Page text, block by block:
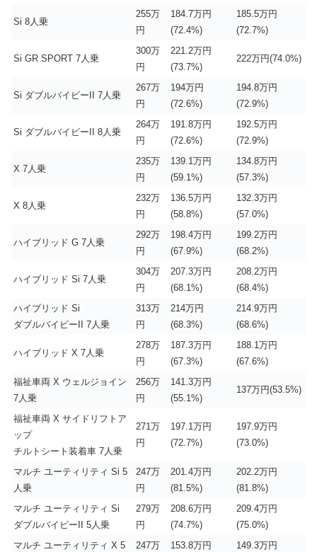
Si 8人乗
255万
円
184.7万円
(72.4%)
185.5万円
(72.7%)
Si GR SPORT 7人乗
300万
円
221.2万円
(73.7%)
222万円(74.0%)
Si ダブルバイビーII 7人乗
267万
円
194万円
(72.6%)
194.8万円
(72.9%)
Si ダブルバイビーII 8人乗
264万
円
191.8万円
(72.6%)
192.5万円
(72.9%)
X 7人乗
235万
円
139.1万円
(59.1%)
134.8万円
(57.3%)
X 8人乗
232万
円
136.5万円
(58.8%)
132.3万円
(57.0%)
ハイブリッド G 7人乗
292万
円
198.4万円
(67.9%)
199.2万円
(68.2%)
ハイブリッド Si 7人乗
304万
円
207.3万円
(68.1%)
208.2万円
(68.4%)
ハイブリッド Si
ダブルバイビーII 7人乗
313万
円
214万円
(68.3%)
214.9万円
(68.6%)
ハイブリッド X 7人乗
278万
円
187.3万円
(67.3%)
188.1万円
(67.6%)
福祉車両 X ウェルジョイン
7人乗
256万
円
141.3万円
(55.1%)
137万円(53.5%)
福祉車両 X サイドリフトア
ップ
チルトシート装着車 7人乗
271万
円
197.1万円
(72.7%)
197.9万円
(73.0%)
マルチ ユーティリティ Si 5
人乗
247万
円
201.4万円
(81.5%)
202.2万円
(81.8%)
マルチ ユーティリティ Si
ダブルバイビーII 5人乗
279万
円
208.6万円
(74.7%)
209.4万円
(75.0%)
マルチ ユーティリティ X 5
247万
153.8万円
149.3万円